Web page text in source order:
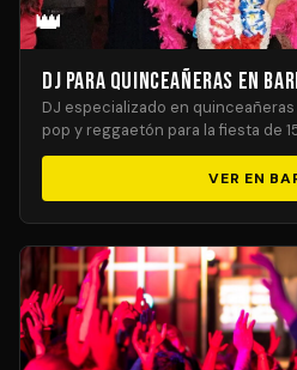
👑
DJ para Quinceañeras en
DJ especializado en quinceañeras
pop y reggaetón para la fiesta de
VER EN